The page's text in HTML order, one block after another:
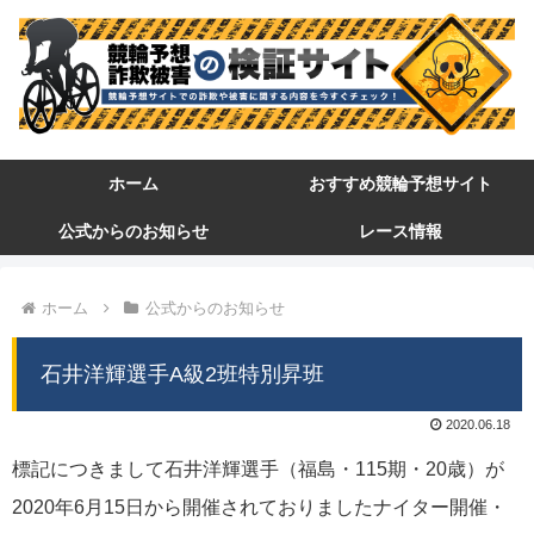
ホーム おすすめ競輪予想サイト
公式からのお知らせ レース情報
ホーム 公式からのお知らせ
石井洋輝選手A級2班特別昇班
2020.06.18
標記につきまして石井洋輝選手（福島・115期・20歳）が
2020年6月15日から開催されておりましたナイター開催・